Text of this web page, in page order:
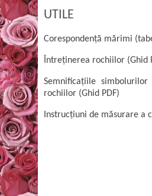
UTILE
Corespondență mărimi
Întreținerea rochiilor (Ghid
Semnificațiile
rochiilor (Ghid PDF)
Instrucțiuni de măsurare a